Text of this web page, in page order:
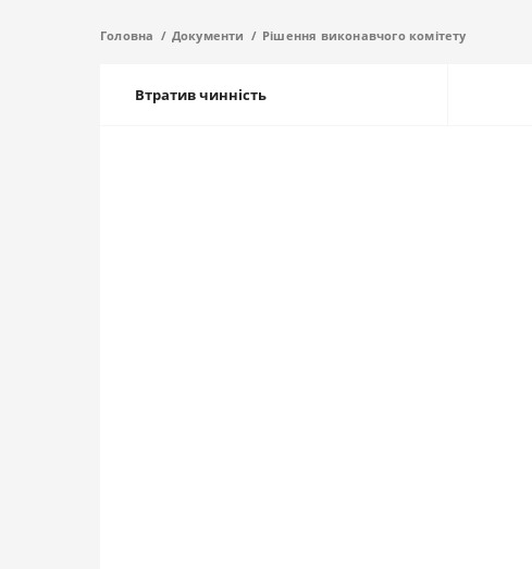
Головна Документи Рішення виконавчого комітету
Втратив чинність